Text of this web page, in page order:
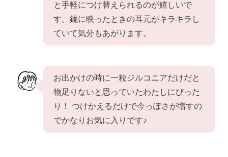
と手軽につけ替えられるのが嬉しいで
す。鏡に映ったときの耳元がキラキラし
ていて気分もあがります。
お出かけの時に一粒ジルコニアだけだと
物足りないと思っていたわたしにぴった
り！ つけかえるだけで今っぽさが増すの
でかなりお気に入りです♪